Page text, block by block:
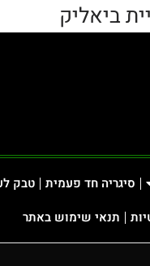
ביאליק
סיגריה חד פעמית טבק
תנאי שימוש באתר